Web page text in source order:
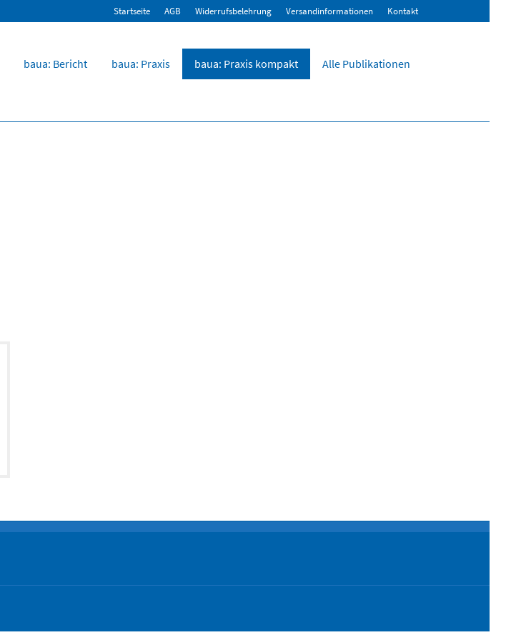
Startseite AGB Widerrufsbelehrung Versandinformationen Kontakt
baua: Bericht baua: Praxis baua: Praxis kompakt Alle Publikationen